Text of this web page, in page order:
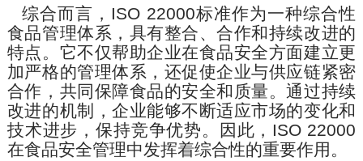
综合而言， ISO 22000标准作为一种综合性
食品管理体系，具有整合、合作和持续改进的
特点。它不仅帮助企业在食品安全方面建立更
加严格的管理体系，还促使企业与供应链紧密
合作，共同保障食品的安全和质量。通过持续
改进的机制，企业能够不断适应市场的变化和
技术进步，保持竞争优势。因此， ISO 22000
在食品安全管理中发挥着综合性的重要作用。